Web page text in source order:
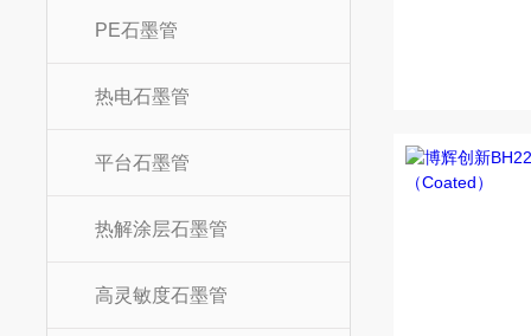
PE石墨管
热电石墨管
平台石墨管
热解涂层石墨管
高灵敏度石墨管